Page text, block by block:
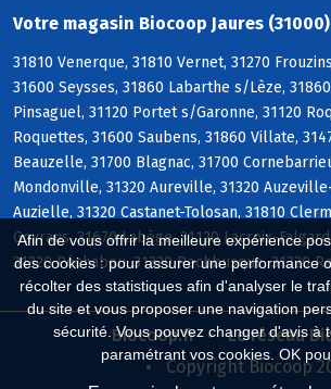
Afin de vous offrir la meilleure expérience
des cookies : pour assurer une performance
récolter des statistiques afin d'analyser le
du site et vous proposer une navigation
sécurité. Vous pouvez changer d'avis à
paramétrant vos cookies. OK
Votre magasin Biocoop Jaures
31810 Venerque, 31810 Vernet, 31270
31600 Seysses, 31860 Labarthe s/Lèze,
Pinsaguel, 31120 Portet s/Garonne, 31120
Roquettes, 31600 Saubens, 31860 Villate,
Beauzelle, 31700 Blagnac, 31700
Mondonville, 31320 Aureville, 31320
Auzielle, 31320 Castanet-Tolosan, 31810
Goyrans, 31670 Labège, 31120 Lacroix-
31320 Péchabou, 31320 Pechbusque, 31320
Biocoop.fr
Le réseau
Copyright Biocoop